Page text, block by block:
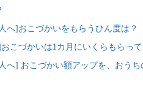
へ]おこづかいをもらうひん度は？
こづかいは1カ月にいくらもらって
へ] おこづかい額アップを、おうち